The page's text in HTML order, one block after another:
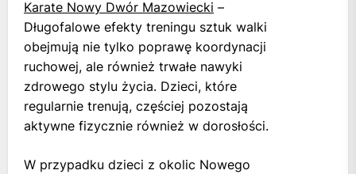
Karate Nowy Dwór Mazowiecki –
Długofalowe efekty treningu sztuk walki
obejmują nie tylko poprawę koordynacji
ruchowej, ale również trwałe nawyki
zdrowego stylu życia. Dzieci, które
regularnie trenują, częściej pozostają
aktywne fizycznie również w dorosłości.
W przypadku dzieci z okolic Nowego